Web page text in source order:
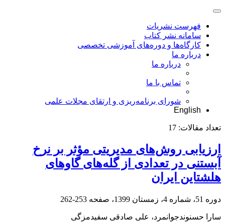
فهرست نشریات
سامانه نشر کتاب
کارگاه‌ها و دوره‌های آموزشی تخصصی
درباره ما
درباره ما
تماس با ما
شورای برنامه‌ریزی و ارتقای مجلات علمی
English
تعداد مقالات: 17
ارزیابی روش‌های مدیریتی مؤثر بر نرخ
آبستنی در تعدادی از گله‌های گاوهای
هلشتاین ایران
دوره 51، شماره 4، زمستان 1399، صفحه 253-262
سارا حسنوندجوانمرد، علی صادقی سفیدمزگی